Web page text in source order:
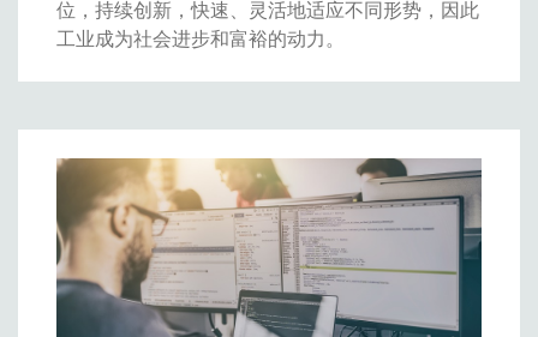
位，持续创新，快速、灵活地适应不同形势，因此
工业成为社会进步和富裕的动力。